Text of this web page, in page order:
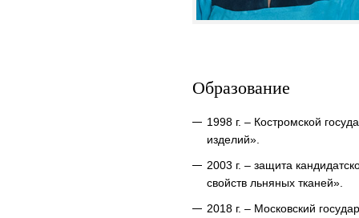
Образование
1998 г. – Костромской
изделий».
2003 г. – защита
свойств льняных тканей».
2018 г. – Московский